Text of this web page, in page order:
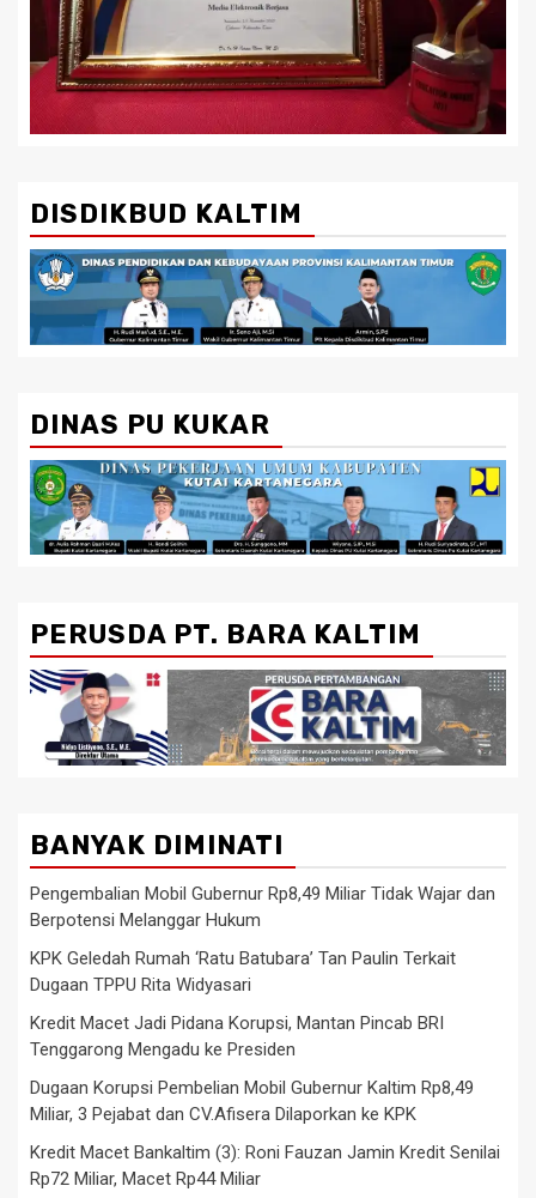
DISDIKBUD KALTIM
DINAS PU KUKAR
PERUSDA PT. BARA KALTIM
BANYAK DIMINATI
Pengembalian Mobil Gubernur Rp8,49 Miliar Tidak Wajar dan
Berpotensi Melanggar Hukum
KPK Geledah Rumah ‘Ratu Batubara’ Tan Paulin Terkait
Dugaan TPPU Rita Widyasari
Kredit Macet Jadi Pidana Korupsi, Mantan Pincab BRI
Tenggarong Mengadu ke Presiden
Dugaan Korupsi Pembelian Mobil Gubernur Kaltim Rp8,49
Miliar, 3 Pejabat dan CV.Afisera Dilaporkan ke KPK
Kredit Macet Bankaltim (3): Roni Fauzan Jamin Kredit Senilai
Rp72 Miliar, Macet Rp44 Miliar